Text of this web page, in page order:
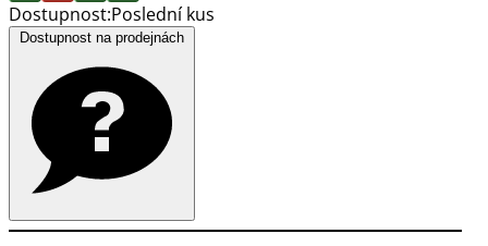
Dostupnost:Poslední kus